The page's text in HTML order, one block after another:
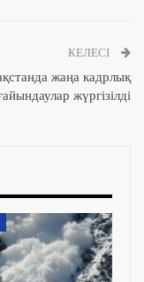
КЕЛЕСІ
жаңа кадрлық
жүргізілді